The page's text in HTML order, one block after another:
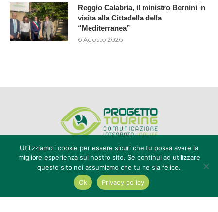
Reggio Calabria, il ministro Bernini in
visita alla Cittadella della
“Mediterranea”
6 Agosto 2026
Editore Progetto Touring srl - iscrizione al ROC n°20616 - P.IVA e CF
02636800803 - Reg. Tribunale Reggio Calabria n° 04/1976 -
redazione@touring104.it
@2022 - All Right Reserved. Designed and Developed byAuranex|
Utilizziamo i cookie per essere sicuri che tu possa avere la
migliore esperienza sul nostro sito. Se continui ad utilizzare
questo sito noi assumiamo che tu ne sia felice.
Ok
Privacy policy